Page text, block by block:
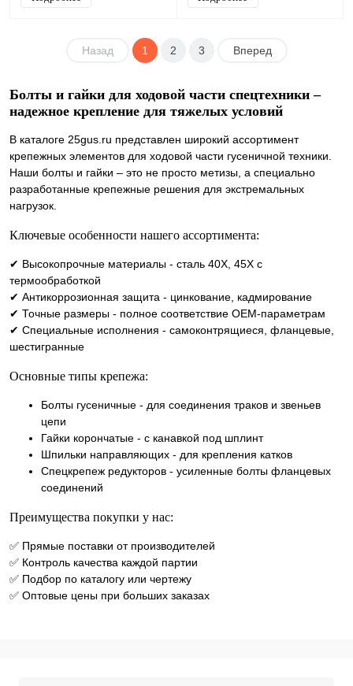
Назад 1 2 3 Вперед
Болты и гайки для ходовой части спецтехники –
надежное крепление для тяжелых условий
В каталоге 25gus.ru представлен широкий ассортимент
крепежных элементов для ходовой части гусеничной техники.
Наши болты и гайки – это не просто метизы, а специально
разработанные крепежные решения для экстремальных
нагрузок.
Ключевые особенности нашего ассортимента:
✔ Высокопрочные материалы - сталь 40Х, 45Х с
термообработкой
✔ Антикоррозионная защита - цинкование, кадмирование
✔ Точные размеры - полное соответствие OEM-параметрам
✔ Специальные исполнения - самоконтрящиеся, фланцевые,
шестигранные
Основные типы крепежа:
Болты гусеничные - для соединения траков и звеньев
цепи
Гайки корончатые - с канавкой под шплинт
Шпильки направляющих - для крепления катков
Спецкрепеж редукторов - усиленные болты фланцевых
соединений
Преимущества покупки у нас:
✅ Прямые поставки от производителей
✅ Контроль качества каждой партии
✅ Подбор по каталогу или чертежу
✅ Оптовые цены при больших заказах